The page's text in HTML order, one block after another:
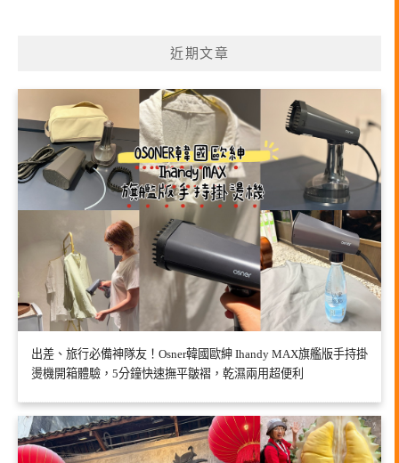
近期文章
出差、旅行必備神隊友！Osner韓國歐紳 Ihandy MAX旗艦版手持掛
燙機開箱體驗，5分鐘快速撫平皺褶，乾濕兩用超便利